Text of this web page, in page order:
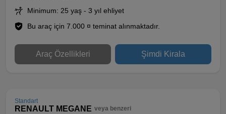
Minimum: 25 yaş - 3 yıl ehliyet
Bu araç için 7.000 ¤ teminat alınmaktadır.
Araç Özellikleri Şimdi Kirala
Standart
RENAULT MEGANE veya benzeri